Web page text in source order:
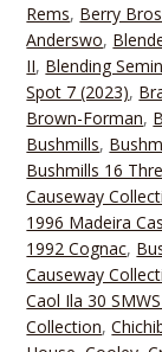
Rems, Berry
Anderswo,
II, Blending
Spot 7 (2023),
Brown-Forman,
Bushmills,
Bushmills 16
Causeway
1996 Madeira
1992 Cognac,
Causeway
Caol Ila 30
Collection,